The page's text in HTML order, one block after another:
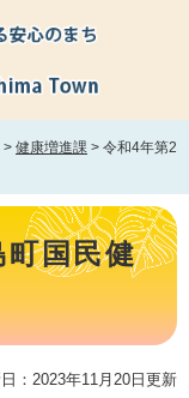
> 健康増進課 > 令和4年第2
町国民健
：2023年11月20日更新